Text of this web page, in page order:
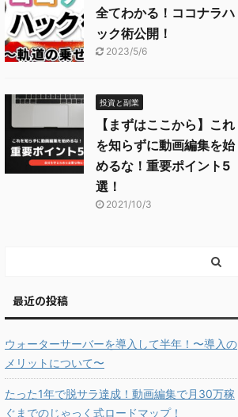
全てわかる！ココナラハ
ック術公開！
2023/5/6
投資と副業
【まずはここから】これ
を知らずに動画編集を始
めるな！重要ポイント5
選！
2021/10/3
最近の投稿
ウォーターサーバーを導入して半年！〜導入の
メリットについて〜
たった1年で脱サラ達成！動画編集で月30万稼
ぐまでのじゃっく式ロードマップ！